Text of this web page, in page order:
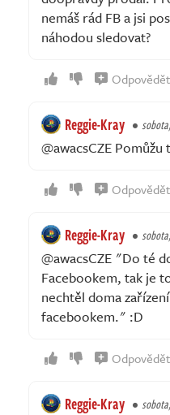
nemáš rád FB a jsi
náhodou sledovat?
Odpovědět
Reggie-Kray
@awacsCZE Pomůžu
Odpovědět
Reggie-Kray
@awacsCZE "Do té
Facebookem, tak je
nechtěl doma
facebookem." :D
Odpovědět
Reggie-Kray